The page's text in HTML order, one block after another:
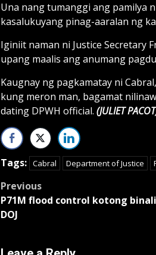
Una nang tumanggi ang pamilya
kasalukuyang pinag-aaralan ng
Iginiit naman ni Justice Secretary
upang maalis ang anumang
Kaugnay ng pagkamatay ni
kung meron man, bagamat
dating DPWH official. (JULIET
Tags: Cabral Department of Justice
Post
navigation
Previous
P71M flood control kotong
DOJ